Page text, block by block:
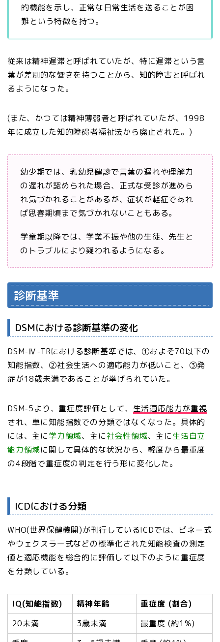
的機能を示し、正常な日常生活を送ることが困
難という特徴を持つ。
従来は精神遅滞と呼ばれていたが、特に遅滞という言
葉が差別的な響きを持つことから、知的障害と呼ばれ
るようになった。
(また、かつては精神薄弱者と呼ばれていたが、1998
年に成立した知的障碍者福祉法から廃止された。)
幼少期では、乳幼児健診で言葉の遅れや理解力
の遅れが認められた場合、正式な受診が進めら
れ気づかれることがあるが、症状が軽症であれ
ば思春期頃まで気づかれないこともある。
学童期以降では、学業不振や他の生徒、先生と
のトラブルにより疑われるようになる。
診断基準
DSMにおける診断基準の変化
DSM-Ⅳ-TRにおける診断基準では、①およそ70以下の
知能指数、②社会生活への適応能力が低いこと、③発
症が18歳未満であることが挙げられていた。
DSM-5より、重症度評価として、 生活適応能力が重視
され、単に知能指数での分類ではなくなった。具体的
には、主に学力領域、主に社会性領域、主に生活自立
能力領域に関して具体的な状況から、軽度から最重度
の4段階で重症度の判定を行う形に変化した。
ICDにおける分類
WHO(世界保健機関)が刊行しているICDでは、ビネー式
やウェクスラー式などの標準化された知能検査の測定
値と適応機能を総合的に評価して以下のように重症度
を分類している。
IQ(知能指数) 精神年齢
重症度 (割合)
20未満
3歳未満
最重度 (約1%)